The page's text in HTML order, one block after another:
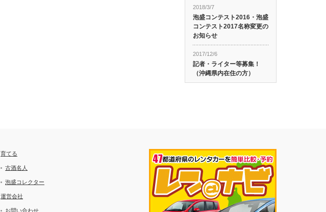
2018/3/7
泡盛コンテスト2016・泡盛
コンテスト2017名称変更の
お知らせ
2017/12/6
記者・ライター等募集！
（沖縄県内在住の方）
育てる
古酒名人
泡盛コレクター
運営会社
お問い合わせ